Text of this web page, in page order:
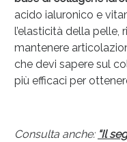
acido ialuronico e
l’elasticità della pelle,
mantenere
che devi sapere sul
più efficaci per
Consulta anche: “Il
Sconto fino